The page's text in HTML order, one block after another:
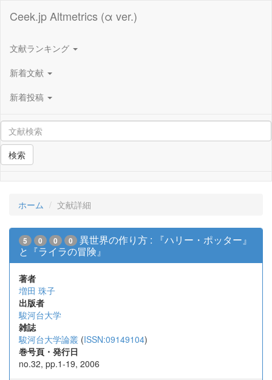
Ceek.jp Altmetrics (α ver.)
文献ランキング
新着文献
新着投稿
検索
ホーム 文献詳細
5 0 0 0
異世界の作り方 : 『ハリー・ポッター』
と『ライラの冒険』
著者
増田 珠子
出版者
駿河台大学
雑誌
駿河台大学論叢 (ISSN:09149104)
巻号頁・発行日
no.32, pp.1-19, 2006